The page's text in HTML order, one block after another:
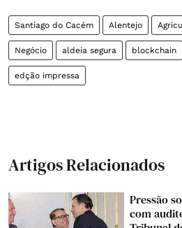
Santiago do Cacém Alentejo
Negócio aldeia segura blockchain
edção impressa
Artigos Relacionados
Pressão
com